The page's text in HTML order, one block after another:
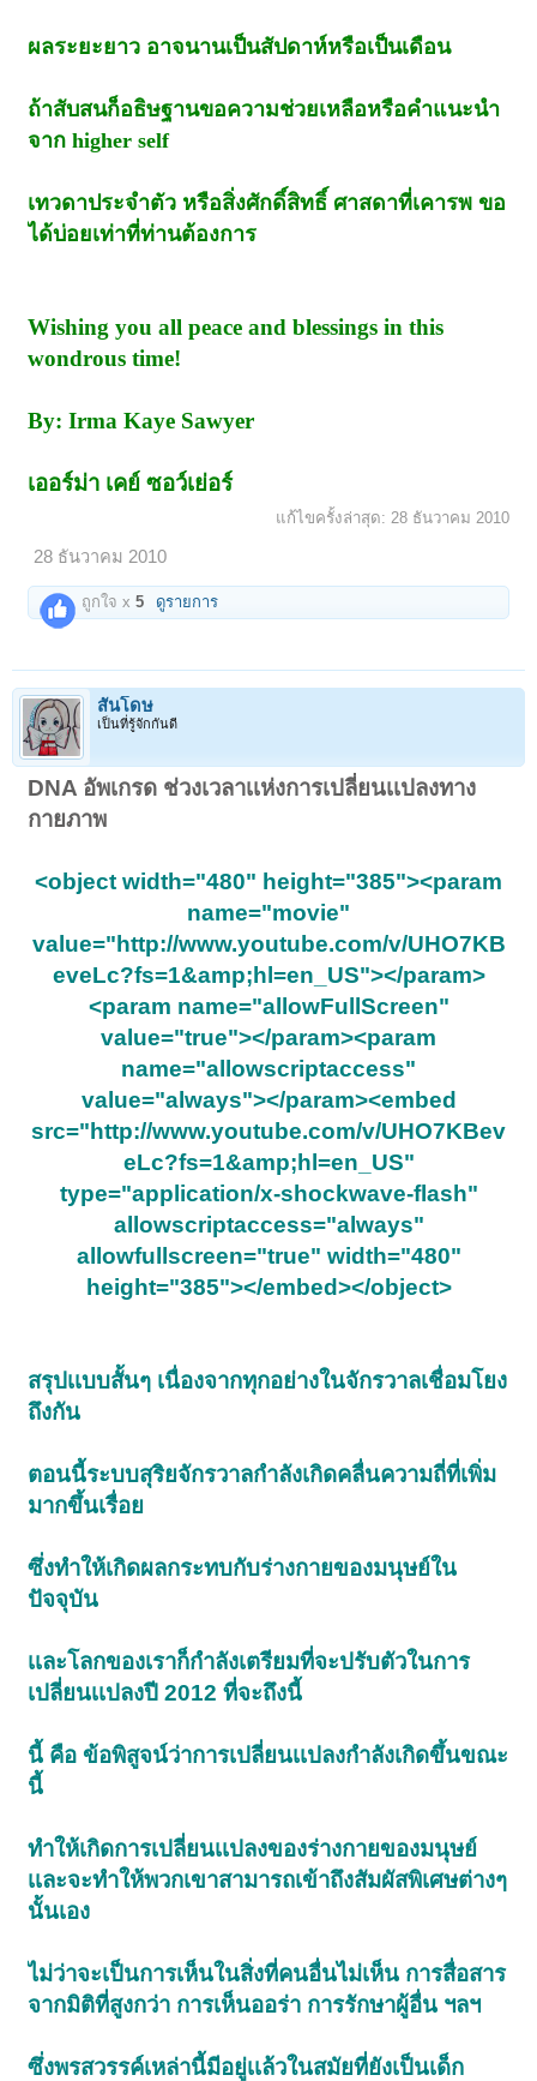
ผลระยะยาว อาจนานเป็นสัปดาห์หรือเป็นเดือน
ถ้าสับสนก็อธิษฐานขอความช่วยเหลือหรือคำแนะนำ
จาก higher self
เทวดาประจำตัว หรือสิ่งศักดิ์สิทธิ์ ศาสดาที่เคารพ ขอ
ได้บ่อยเท่าที่ท่านต้องการ
Wishing you all peace and blessings in this
wondrous time!
By: Irma Kaye Sawyer
เออร์ม่า เคย์ ซอว์เย่อร์
แก้ไขครั้งล่าสุด: 28 ธันวาคม 2010
28 ธันวาคม 2010
ถูกใจ x5 ดูรายการ
สันโดษ
เป็นที่รู้จักกันดี
DNA อัพเกรด ช่วงเวลาเเห่งการเปลี่ยนเเปลงทาง
กายภาพ
<object width="480" height="385"><param
name="movie"
value="http://www.youtube.com/v/UHO7KB
eveLc?fs=1&amp;hl=en_US"></param>
<param name="allowFullScreen"
value="true"></param><param
name="allowscriptaccess"
value="always"></param><embed
src="http://www.youtube.com/v/UHO7KBev
eLc?fs=1&amp;hl=en_US"
type="application/x-shockwave-flash"
allowscriptaccess="always"
allowfullscreen="true" width="480"
height="385"></embed></object>
สรุปเเบบสั้นๆ เนื่องจากทุกอย่างในจักรวาลเชื่อมโยง
ถึงกัน
ตอนนี้ระบบสุริยจักรวาลกำลังเกิดคลื่นความถี่ที่เพิ่ม
มากขึ้นเรื่อย
ซึ่งทำให้เกิดผลกระทบกับร่างกายของมนุษย์ใน
ปัจจุบัน
เเละโลกของเราก็กำลังเตรียมที่จะปรับตัวในการ
เปลี่ยนเเปลงปี 2012 ที่จะถึงนี้
นี้ คือ ข้อพิสูจน์ว่าการเปลี่ยนเเปลงกำลังเกิดขึ้นขณะ
นี้
ทำให้เกิดการเปลี่ยนเเปลงของร่างกายของมนุษย์
เเละจะทำให้พวกเขาสามารถเข้าถึงสัมผัสพิเศษต่างๆ
นั้นเอง
ไม่ว่าจะเป็นการเห็นในสิ่งที่คนอื่นไม่เห็น การสื่อสาร
จากมิติที่สูงกว่า การเห็นออร่า การรักษาผู้อื่น ฯลฯ
ซึ่งพรสวรรค์เหล่านี้มีอยู่เเล้วในสมัยที่ยังเป็นเด็ก